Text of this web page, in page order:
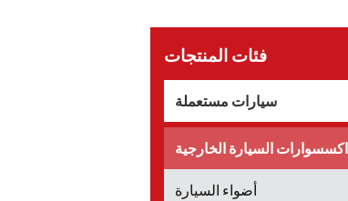
فئات المنتجات
سيارات مستعملة
اكسسوارات السيارة الخارجية
أضواء السيارة